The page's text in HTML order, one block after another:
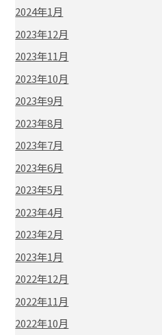
2024年1月
2023年12月
2023年11月
2023年10月
2023年9月
2023年8月
2023年7月
2023年6月
2023年5月
2023年4月
2023年2月
2023年1月
2022年12月
2022年11月
2022年10月